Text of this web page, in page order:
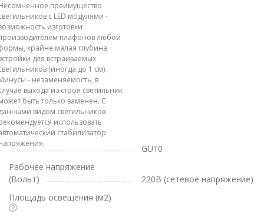
преимущество
с LED модулями -
изготовки
плафонов любой
крайне малая глубина
для встраиваемых
(иногда до 1 см).
- незаменяемость, в
выхода из строя светильник
быть только заменен. С
видом светильников
использовать
стабилизатор
GU10
Рабочее напряжение
(Вольт)
220В (сетевое напряжение)
Площадь освещения (м2)